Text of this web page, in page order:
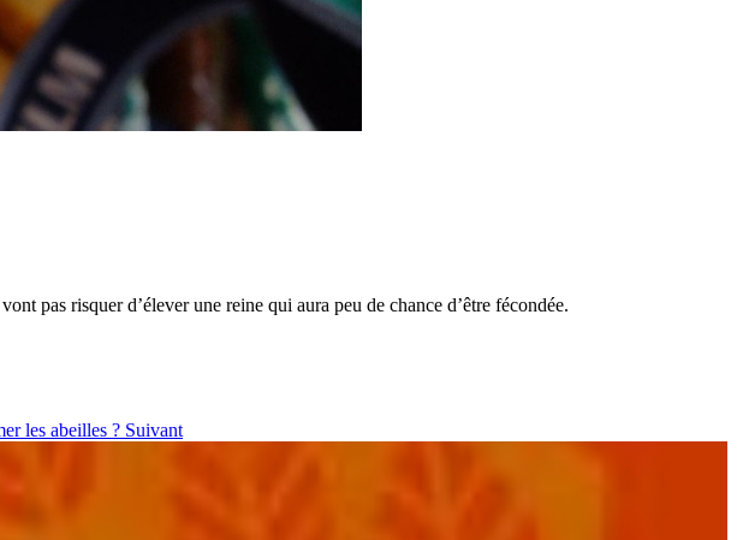
pas risquer d’élever une reine qui aura peu de chance d’être fécondée.
les abeilles ? Suivant